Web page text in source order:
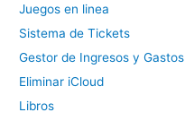
Juegos en linea
Sistema de Tickets
Gestor de Ingresos y Gastos
Eliminar iCloud
Libros